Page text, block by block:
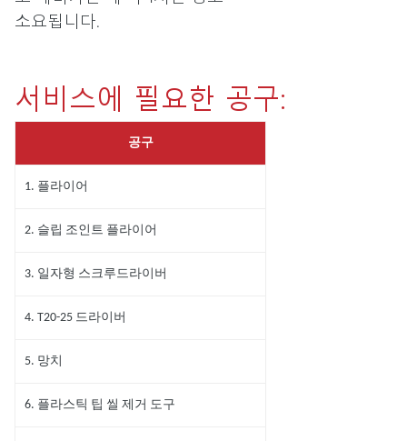
소요됩니다.
서비스에 필요한 공구:
공구
1. 플라이어
2. 슬립 조인트 플라이어
3. 일자형 스크루드라이버
4. T20-25 드라이버
5. 망치
6. 플라스틱 팁 씰 제거 도구